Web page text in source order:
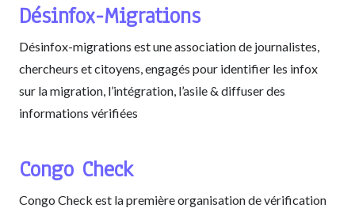
Désinfox-Migrations
Désinfox-migrations est une association de journalistes,
chercheurs et citoyens, engagés pour identifier les infox
sur la migration, l’intégration, l’asile & diffuser des
informations vérifiées
Congo Check
Congo Check est la première organisation de vérification